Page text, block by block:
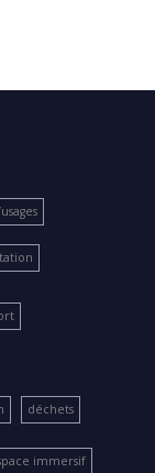
déchets
immersif